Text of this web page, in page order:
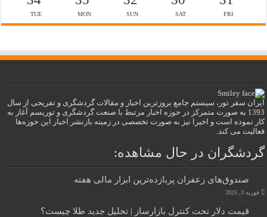
FRI
SAT
SUN
MON
TUE
ایران سفر تور، سیستم جامع بروزترین اخبار و مقالات گردشگری و تفریحی از سال
1393 به صورت متمرکز در حوزه اخبار مرتبط با صنعت گردشگری و توریسم آغاز به
کار نموده است و اخیرا نیز به صورت تخصصی در زمینه بازنشر اخبار این حوزه‌ها
فعالیت می کند.
گردشگران در حال مشاهده:
صندوق‌های زعفران پربازده‌ترین ابزار مالی هفته
فوریه 3, 2025
قیمت دلار تحت کنترل بازارساز | تحلیل جدید طلا چیست؟